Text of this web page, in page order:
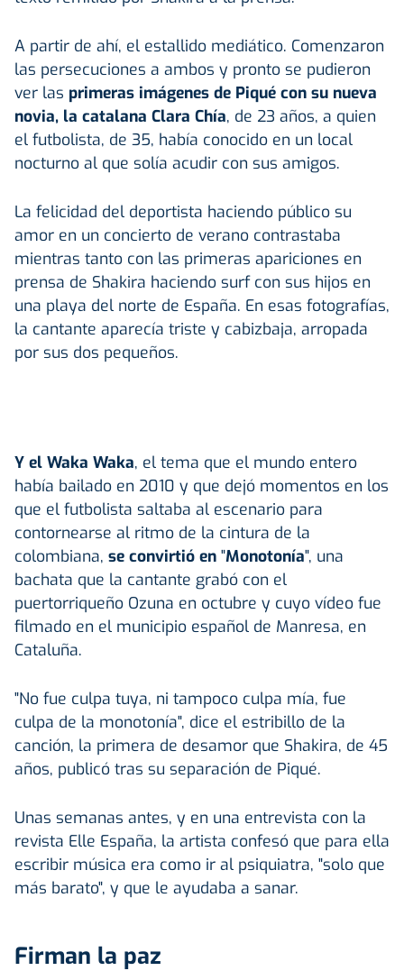
A partir de ahí, el estallido mediático. Comenzaron
las persecuciones a ambos y pronto se pudieron
ver las primeras imágenes de Piqué con su nueva
novia, la catalana Clara Chía, de 23 años, a quien
el futbolista, de 35, había conocido en un local
nocturno al que solía acudir con sus amigos.
La felicidad del deportista haciendo público su
amor en un concierto de verano contrastaba
mientras tanto con las primeras apariciones en
prensa de Shakira haciendo surf con sus hijos en
una playa del norte de España. En esas fotografías,
la cantante aparecía triste y cabizbaja, arropada
por sus dos pequeños.
Y el Waka Waka, el tema que el mundo entero
había bailado en 2010 y que dejó momentos en los
que el futbolista saltaba al escenario para
contornearse al ritmo de la cintura de la
colombiana, se convirtió en "Monotonía", una
bachata que la cantante grabó con el
puertorriqueño Ozuna en octubre y cuyo vídeo fue
filmado en el municipio español de Manresa, en
Cataluña.
"No fue culpa tuya, ni tampoco culpa mía, fue
culpa de la monotonía", dice el estribillo de la
canción, la primera de desamor que Shakira, de 45
años, publicó tras su separación de Piqué.
Unas semanas antes, y en una entrevista con la
revista Elle España, la artista confesó que para ella
escribir música era como ir al psiquiatra, "solo que
más barato", y que le ayudaba a sanar.
Firman la paz